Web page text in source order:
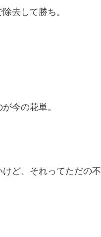
去して勝ち。
今の花単。
ど、それってただの